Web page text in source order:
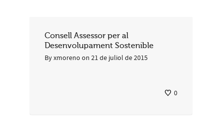
Consell Assessor per al
Desenvolupament Sostenible
Byxmoreno on 21 de juliol de 2015
0